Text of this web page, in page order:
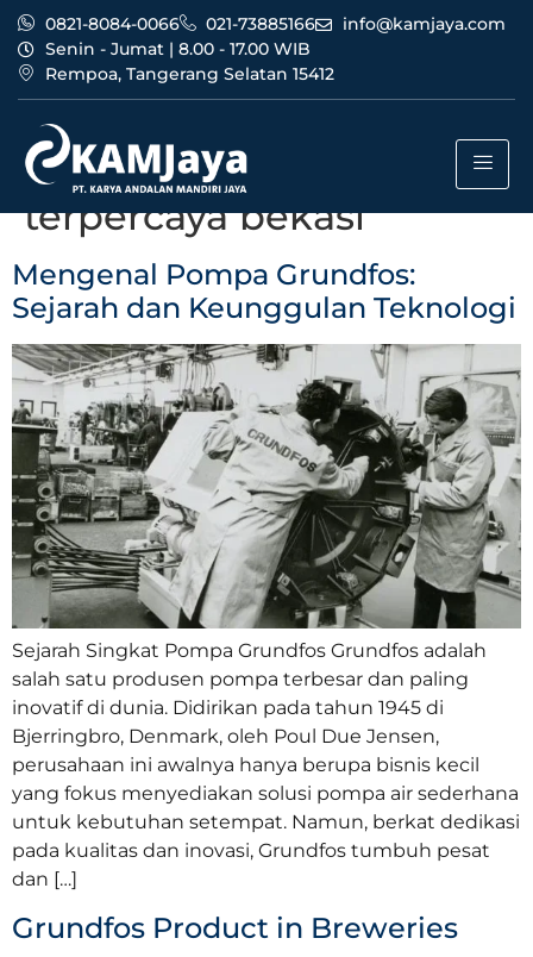
0821-8084-0066 021-73885166
info@kamjaya.com
Senin - Jumat | 8.00 - 17.00 WIB
Rempoa, Tangerang Selatan 15412
Tag:
grundfos bandung
terpercaya bekasi
Mengenal Pompa Grundfos:
Sejarah dan Keunggulan Teknologi
Sejarah Singkat Pompa Grundfos Grundfos adalah
salah satu produsen pompa terbesar dan paling
inovatif di dunia. Didirikan pada tahun 1945 di
Bjerringbro, Denmark, oleh Poul Due Jensen,
perusahaan ini awalnya hanya berupa bisnis kecil
yang fokus menyediakan solusi pompa air sederhana
untuk kebutuhan setempat. Namun, berkat dedikasi
pada kualitas dan inovasi, Grundfos tumbuh pesat
dan […]
Grundfos Product in Breweries